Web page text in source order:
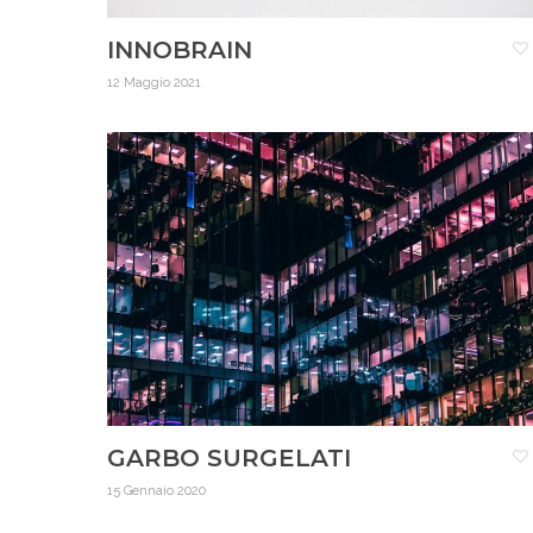
INNOBRAIN
12 Maggio 2021
GARBO SURGELATI
15 Gennaio 2020